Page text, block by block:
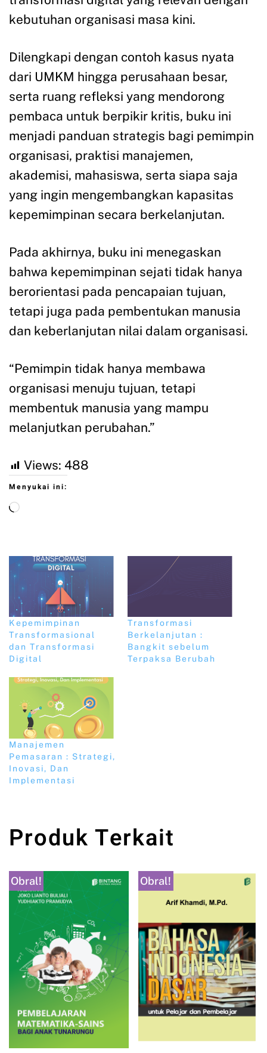
kebutuhan organisasi masa kini.
Dilengkapi dengan contoh kasus nyata
dari UMKM hingga perusahaan besar,
serta ruang refleksi yang mendorong
pembaca untuk berpikir kritis, buku ini
menjadi panduan strategis bagi pemimpin
organisasi, praktisi manajemen,
akademisi, mahasiswa, serta siapa saja
yang ingin mengembangkan kapasitas
kepemimpinan secara berkelanjutan.
Pada akhirnya, buku ini menegaskan
bahwa kepemimpinan sejati tidak hanya
berorientasi pada pencapaian tujuan,
tetapi juga pada pembentukan manusia
dan keberlanjutan nilai dalam organisasi.
“Pemimpin tidak hanya membawa
organisasi menuju tujuan, tetapi
membentuk manusia yang mampu
melanjutkan perubahan.”
Views: 488
Menyukai ini:
Kepemimpinan
Transformasional
dan Transformasi
Digital
Transformasi
Berkelanjutan :
Bangkit sebelum
Terpaksa Berubah
Manajemen
Pemasaran : Strategi,
Inovasi, Dan
Implementasi
Produk Terkait
Obral! Obral!